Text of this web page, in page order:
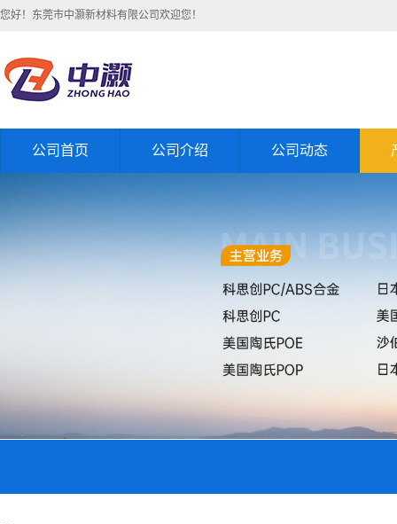
您好！东莞市中灏新材料有限公司欢迎您！
公司首页 公司介绍 公司动态